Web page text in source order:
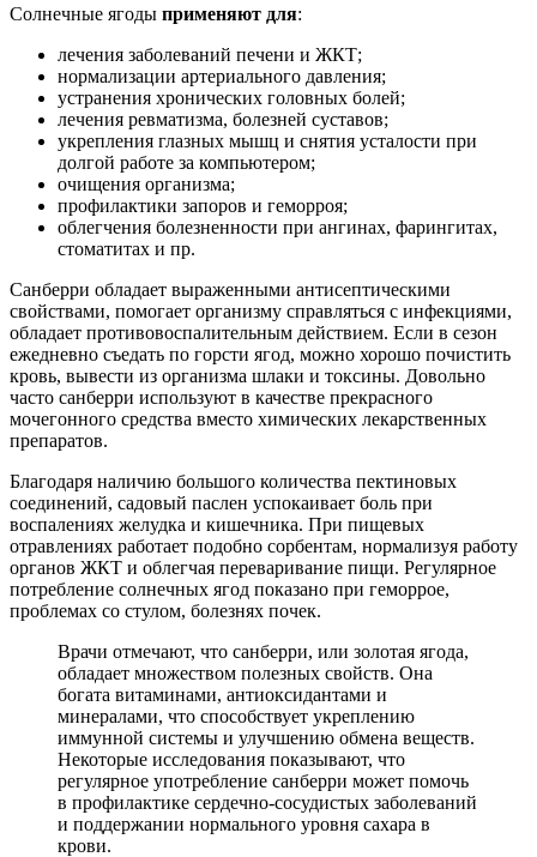
Солнечные ягоды применяют для:
лечения заболеваний печени и ЖКТ;
нормализации артериального давления;
устранения хронических головных болей;
лечения ревматизма, болезней суставов;
укрепления глазных мышц и снятия усталости при
долгой работе за компьютером;
очищения организма;
профилактики запоров и геморроя;
облегчения болезненности при ангинах, фарингитах,
стоматитах и пр.
Санберри обладает выраженными антисептическими
свойствами, помогает организму справляться с инфекциями,
обладает противовоспалительным действием. Если в сезон
ежедневно съедать по горсти ягод, можно хорошо почистить
кровь, вывести из организма шлаки и токсины. Довольно
часто санберри используют в качестве прекрасного
мочегонного средства вместо химических лекарственных
препаратов.
Благодаря наличию большого количества пектиновых
соединений, садовый паслен успокаивает боль при
воспалениях желудка и кишечника. При пищевых
отравлениях работает подобно сорбентам, нормализуя работу
органов ЖКТ и облегчая переваривание пищи. Регулярное
потребление солнечных ягод показано при геморрое,
проблемах со стулом, болезнях почек.
Врачи отмечают, что санберри, или золотая ягода,
обладает множеством полезных свойств. Она
богата витаминами, антиоксидантами и
минералами, что способствует укреплению
иммунной системы и улучшению обмена веществ.
Некоторые исследования показывают, что
регулярное употребление санберри может помочь
в профилактике сердечно-сосудистых заболеваний
и поддержании нормального уровня сахара в
крови.